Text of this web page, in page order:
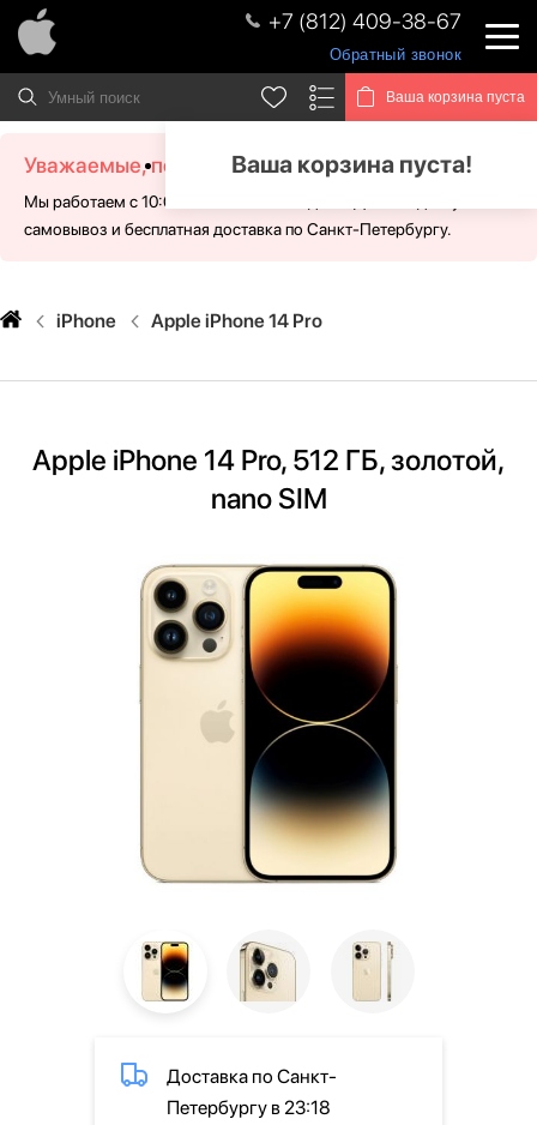
+7 (812) 409-38-67
Обратный звонок
Ваша корзина пуста
Ваша корзина пуста!
Уважаемые, посетители!
Мы работаем с 10:00 - 21:00 без выходных. Для Вас доступен
самовывоз и бесплатная доставка по Санкт-Петербургу.
iPhone Apple iPhone 14 Pro
Apple iPhone 14 Pro, 512 ГБ, золотой,
nano SIM
Доставка по Санкт-
Петербургу в 23:18